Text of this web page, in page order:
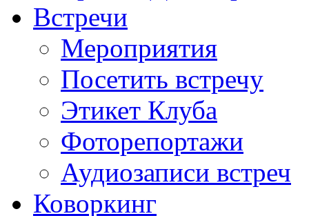
Встречи
Мероприятия
Посетить встречу
Этикет Клуба
Фоторепортажи
Аудиозаписи встреч
Коворкинг